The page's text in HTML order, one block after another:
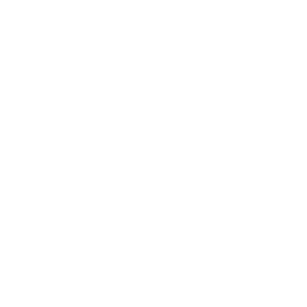
wird dabei nicht beeinflusst: trotz Schutzglas
Fotos mit maximaler Transparenz und Farbtreue
die Montage des Tempered Glass schnell, einfach
Aufliegen des Screen Protectors auf dem
für Lautsprecher oder Mikrofone und erst recht